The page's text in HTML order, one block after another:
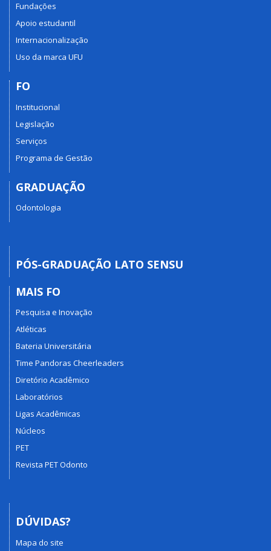
Fundações
Apoio estudantil
Internacionalização
Uso da marca UFU
FO
Institucional
Legislação
Serviços
Programa de Gestão
GRADUAÇÃO
Odontologia
PÓS-GRADUAÇÃO LATO SENSU
MAIS FO
Pesquisa e Inovação
Atléticas
Bateria Universitária
Time Pandoras Cheerleaders
Diretório Acadêmico
Laboratórios
Ligas Acadêmicas
Núcleos
PET
Revista PET Odonto
DÚVIDAS?
Mapa do site